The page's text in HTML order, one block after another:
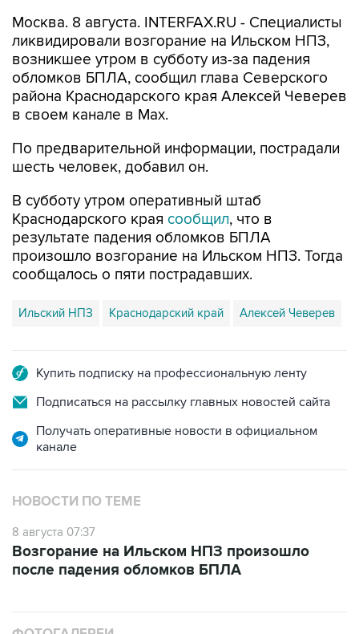
Москва. 8 августа. INTERFAX.RU - Специалисты
ликвидировали возгорание на Ильском НПЗ,
возникшее утром в субботу из-за падения
обломков БПЛА, сообщил глава Северского
района Краснодарского края Алексей Чеверев
в своем канале в Max.
По предварительной информации, пострадали
шесть человек, добавил он.
В субботу утром оперативный штаб
Краснодарского края сообщил, что в
результате падения обломков БПЛА
произошло возгорание на Ильском НПЗ. Тогда
сообщалось о пяти пострадавших.
Ильский НПЗ Краснодарский край Алексей Чеверев
Купить подписку на профессиональную ленту
Подписаться на рассылку главных новостей сайта
Получать оперативные новости в официальном
канале
НОВОСТИ ПО ТЕМЕ
8 августа 07:37
Возгорание на Ильском НПЗ произошло
после падения обломков БПЛА